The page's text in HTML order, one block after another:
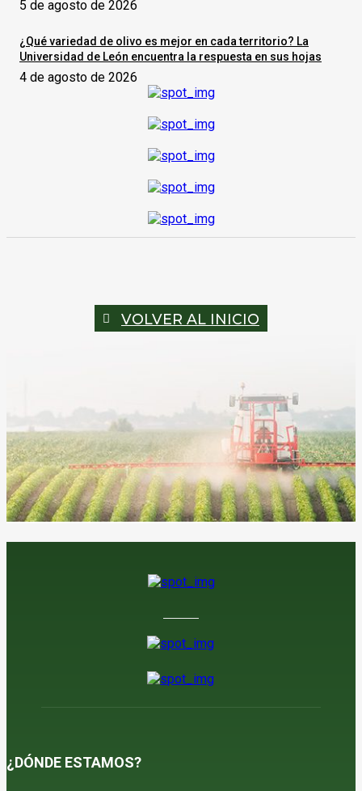
5 de agosto de 2026
¿Qué variedad de olivo es mejor en cada territorio? La
Universidad de León encuentra la respuesta en sus hojas
4 de agosto de 2026
VOLVER AL INICIO
¿DÓNDE ESTAMOS?